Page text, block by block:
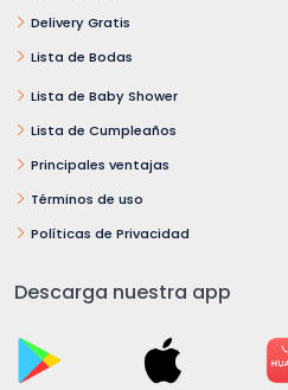
Delivery Gratis
Lista de Bodas
Lista de Baby Shower
Lista de Cumpleaños
Principales ventajas
Términos de uso
Políticas de Privacidad
Descarga nuestra app